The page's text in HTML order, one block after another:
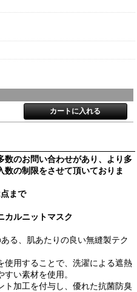
数のお問い合わせがあり、より多
数の制限をさせて頂いておりま
まで
カルニットマスク
る、肌あたりの良い無縫製テク
使用することで、洗濯による遮熱
い素材を使用。
ト加工を付与し、優れた抗菌防臭